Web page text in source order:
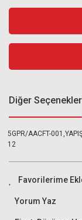
Diğer Seçenekler
5GPR/AACFT-
12
Yorum Yaz